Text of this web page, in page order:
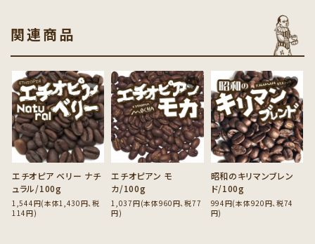
関連商品
エチオピア ベリー ナチ
ュラル/100g
1,544円(本体1,430円、税
114円)
favorite
エチオピアン モ
カ/100g
1,037円(本体960円、税77
円)
favorite
昭和のキリマンブレン
ド/100g
994円(本体920円、税74
円)
favorite